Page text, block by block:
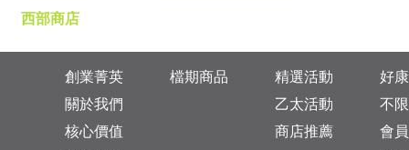
西部商店
創業菁英
關於我們
核心價值
檔期商品
精選活動
乙太活動
商店推薦
好
不
會